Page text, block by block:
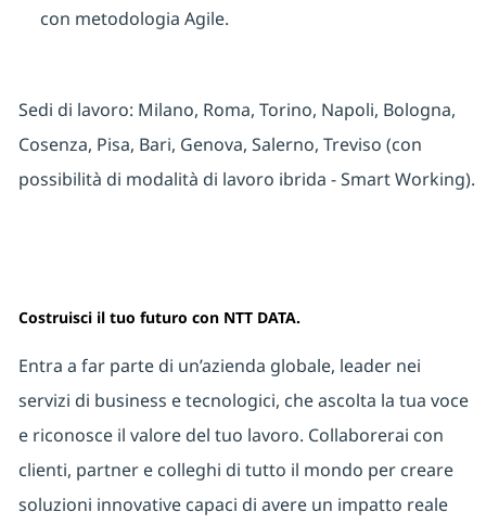
con metodologia Agile.
Sedi di lavoro: Milano, Roma, Torino, Napoli, Bologna,
Cosenza, Pisa, Bari, Genova, Salerno, Treviso (con
possibilità di modalità di lavoro ibrida - Smart Working).
Costruisci il tuo futuro con NTT DATA.
Entra a far parte di un’azienda globale, leader nei
servizi di business e tecnologici, che ascolta la tua voce
e riconosce il valore del tuo lavoro. Collaborerai con
clienti, partner e colleghi di tutto il mondo per creare
soluzioni innovative capaci di avere un impatto reale